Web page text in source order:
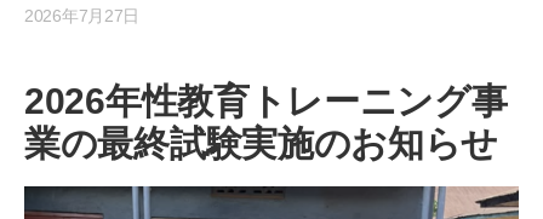
2026年7月27日
2026年性教育トレーニング事
業の最終試験実施のお知らせ